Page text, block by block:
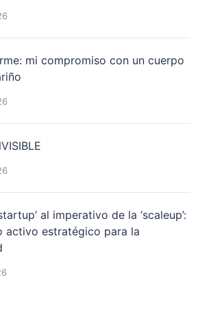
mi compromiso con un cuerpo
al imperativo de la ‘scaleup’:
activo estratégico para la